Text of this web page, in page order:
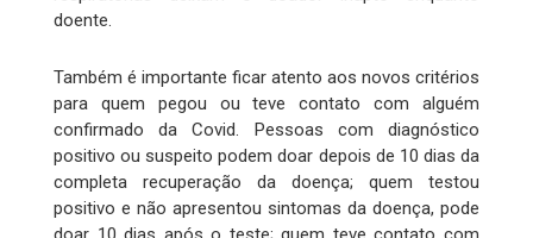
doente.
Também é importante ficar atento aos novos critérios
para quem pegou ou teve contato com alguém
confirmado da Covid. Pessoas com diagnóstico
positivo ou suspeito podem doar depois de 10 dias da
completa recuperação da doença; quem testou
positivo e não apresentou sintomas da doença, pode